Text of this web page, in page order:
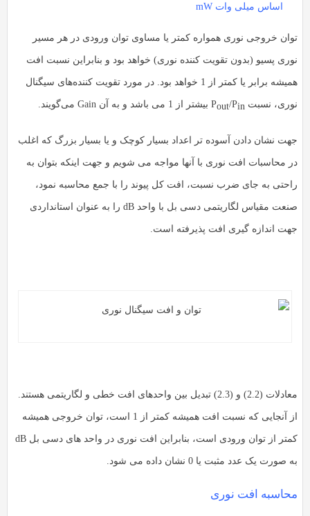
اساس میلی وات mW
توان خروجی نوری همواره کمتر یا مساوی توان ورودی در هر مسیر
نوری پسیو (بدون تقویت کننده نوری) خواهد بود و بنابراین نسبت افت
همیشه برابر یا کمتر از 1 خواهد بود. در مورد تقویت‌ کننده‌های سیگنال
نوری، نسبت P out/Pin بیشتر از 1 می باشد و به آن Gain می‌گویند.
جهت نشان دادن آسوده تر اعداد بسیار کوچک و یا بسیار بزرگ که اغلب
در محاسبات افت نوری با آنها مواجه می شویم و جهت اینکه بتوان به
راحتی به جای ضرب نسبت، افت کل پیوند را با جمع محاسبه نمود،
صنعت مقیاس لگاریتمی دسی بل با واحد dB را به عنوان استانداردی
جهت اندازه گیری افت پذیرفته است.
معادلات (2.2) و (2.3) تبدیل بین واحدهای افت خطی و لگاریتمی هستند.
از آنجایی که نسبت افت همیشه کمتر از 1 است، توان خروجی همیشه
کمتر از توان ورودی است، بنابراین افت نوری در واحد های دسی بل dB
به صورت یک عدد مثبت یا 0 نشان داده می شود.
محاسبه افت نوری